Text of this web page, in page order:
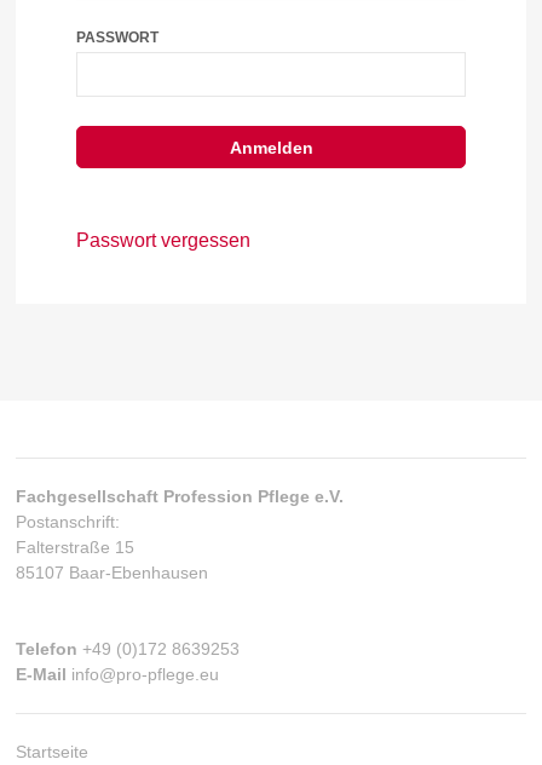
PASSWORT
Anmelden
Passwort vergessen
Fachgesellschaft Profession Pflege e.V.
Postanschrift:
Falterstraße 15
85107 Baar-Ebenhausen
Telefon+49 (0)172 8639253
E-Mail info@pro-pflege.eu
Startseite